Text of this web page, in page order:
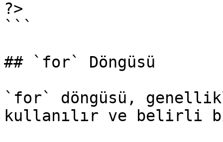
?>
```
## `for` Döngüsü
`for` döngüsü,
kullanılır ve belirli